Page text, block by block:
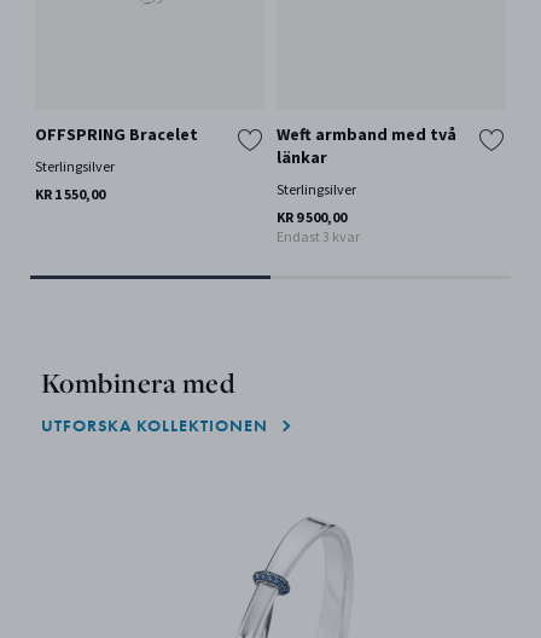
OFFSPRING Bracelet
Sterlingsilver
KR 1 550,00
Weft armband med två
länkar
Sterlingsilver
KR 9 500,00
Endast 3 kvar
Kombinera med
UTFORSKA KOLLEKTIONEN